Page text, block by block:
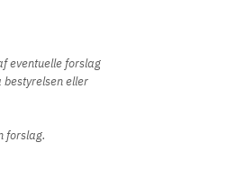
eventuelle forslag
bestyrelsen eller
forslag.